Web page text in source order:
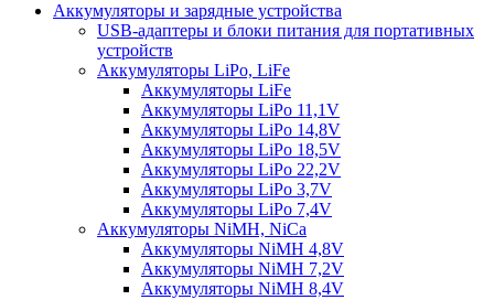
Аккумуляторы и зарядные устройства
USB-адаптеры и блоки питания для портативных
устройств
Аккумуляторы LiPo, LiFe
Аккумуляторы LiFe
Аккумуляторы LiPo 11,1V
Аккумуляторы LiPo 14,8V
Аккумуляторы LiPo 18,5V
Аккумуляторы LiPo 22,2V
Аккумуляторы LiPo 3,7V
Аккумуляторы LiPo 7,4V
Аккумуляторы NiMH, NiCa
Аккумуляторы NiMH 4,8V
Аккумуляторы NiMH 7,2V
Аккумуляторы NiMH 8,4V